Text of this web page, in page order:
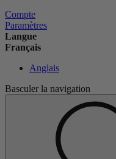
Compte
Paramètres
Langue
Français
Anglais
Basculer la navigation